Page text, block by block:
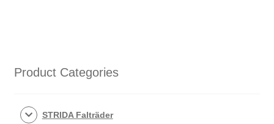
Product Categories
STRIDA Falträder